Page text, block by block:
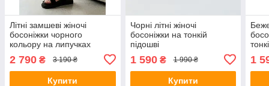
Літні замшеві жіночі
босоніжки чорного
кольору на липучках
2 790 ₴ 3 190 ₴
Купити
Чорні літні жіночі
босоніжки на тонкій
підошві
1 590₴ 1 990 ₴
Купити
1